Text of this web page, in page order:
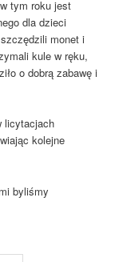
tym roku jest
dla dzieci
monet i
kule w ręku,
o dobrą zabawę i
licytacjach
kolejne
byliśmy